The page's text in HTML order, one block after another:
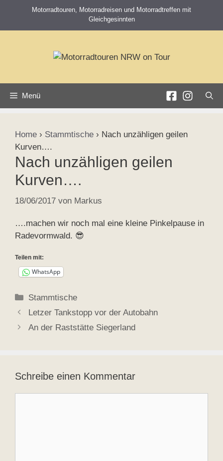
springen
Motorradtouren, Motorradreisen und Motorradtreffen mit
Gleichgesinnten
Menü
Home › Stammtische › Nach unzähligen geilen
Kurven….
Nach unzähligen geilen
Kurven….
18/06/2017 von Markus
….machen wir noch mal eine kleine Pinkelpause in
Radevormwald. 😎
Teilen mit:
WhatsApp
Kategorien
Stammtische
Letzer Tankstopp vor der Autobahn
An der Raststätte Siegerland
Schreibe einen Kommentar